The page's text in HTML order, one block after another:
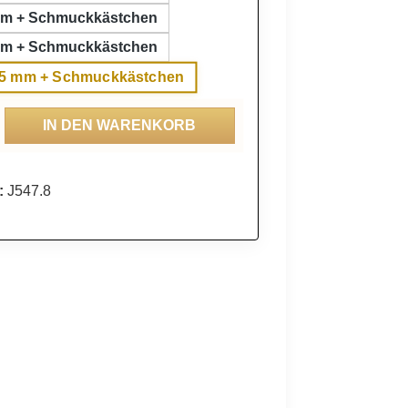
+ Schmuckkästchen
+ Schmuckkästchen
mm + Schmuckkästchen
Gib den gewünschten Wert ein
IN DEN WARENKORB
J547.8